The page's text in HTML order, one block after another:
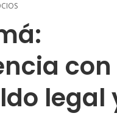
con
legal